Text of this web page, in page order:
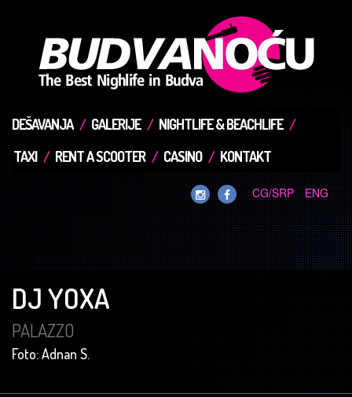
DEŠAVANJA GALERIJE
NIGHTLIFE & BEACHLIFE
TAXI
RENT A SCOOTER CASINO KONTAKT
CG/SRP ENG
DJ YOXA
PALAZZO
Foto: Adnan S.